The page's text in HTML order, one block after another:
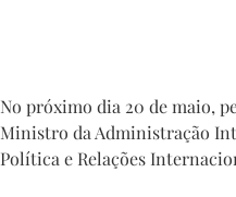
No próximo dia 20 de maio,
Ministro da Administração
Política e Relações